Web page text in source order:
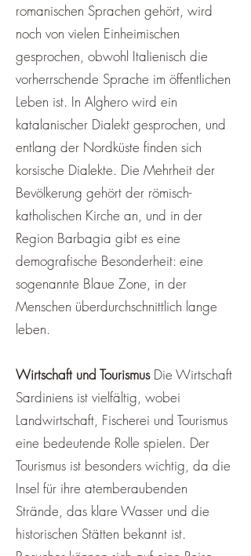
romanischen Sprachen gehört, wird
noch von vielen Einheimischen
gesprochen, obwohl Italienisch die
vorherrschende Sprache im öffentlichen
Leben ist. In Alghero wird ein
katalanischer Dialekt gesprochen, und
entlang der Nordküste finden sich
korsische Dialekte. Die Mehrheit der
Bevölkerung gehört der römisch-
katholischen Kirche an, und in der
Region Barbagia gibt es eine
demografische Besonderheit: eine
sogenannte Blaue Zone, in der
Menschen überdurchschnittlich lange
leben.
Wirtschaft und TourismusDie Wirtschaft
Sardiniens ist vielfältig, wobei
Landwirtschaft, Fischerei und Tourismus
eine bedeutende Rolle spielen. Der
Tourismus ist besonders wichtig, da die
Insel für ihre atemberaubenden
Strände, das klare Wasser und die
historischen Stätten bekannt ist.